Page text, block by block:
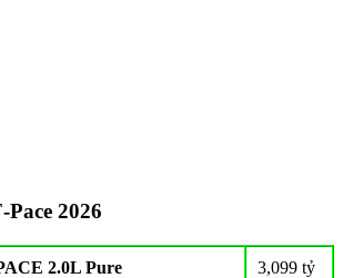
2026
2.0L Pure 3,099 tỷ